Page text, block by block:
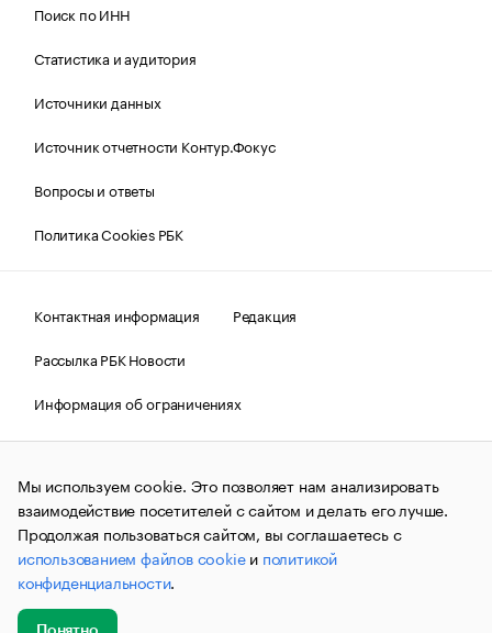
Поиск по ИНН
Статистика и аудитория
Источники данных
Источник отчетности Контур.Фокус
Вопросы и ответы
Политика Cookies РБК
Контактная информация
Редакция
Рассылка РБК Новости
Информация об ограничениях
Правовая информация
О соблюдении авторских прав
© АО «РОСБИЗНЕСКОНСАЛТИНГ»,1995–2026.Сообщения
и материалы информационного агентства «РБК»
(зарегистрировано Федеральной службой по надзору в сфере
связи, информационных технологий и массовых
коммуникаций (Роскомнадзор) 09.12.2015 за номером ИА
№ФС77-63848) сопровождаются пометкой «РБК». Отдельные
публикации могут содержать информацию,
не предназначенную для пользователей
до 18 лет.
Мы используем cookie. Это позволяет нам анализировать
взаимодействие посетителей с сайтом и делать его лучше.
Продолжая пользоваться сайтом, вы соглашаетесь с
использованием файлов cookieи политикой
конфиденциальности.